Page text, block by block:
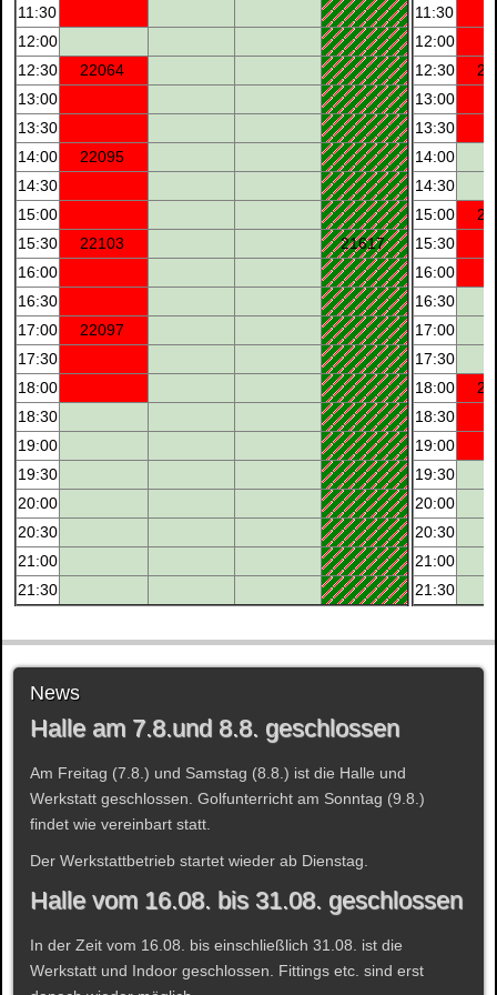
11:30
12:00
12:30
22064
13:00
13:30
14:00
22095
14:30
15:00
15:30
22103
21617
16:00
16:30
17:00
22097
17:30
18:00
18:30
19:00
19:30
20:00
20:30
21:00
21:30
11:30
12:00
12:30
13:00
13:30
14:00
14:30
15:00
15:30
16:00
16:30
17:00
17:30
18:00
18:30
19:00
19:30
20:00
20:30
21:00
21:30
News
Halle am 7.8.und 8.8. geschlossen
Am Freitag (7.8.) und Samstag (8.8.) ist die Halle und
Werkstatt geschlossen. Golfunterricht am Sonntag (9.8.)
findet wie vereinbart statt.
Der Werkstattbetrieb startet wieder ab Dienstag.
Halle vom 16.08. bis 31.08. geschlossen
In der Zeit vom 16.08. bis einschließlich 31.08. ist die
Werkstatt und Indoor geschlossen. Fittings etc. sind erst